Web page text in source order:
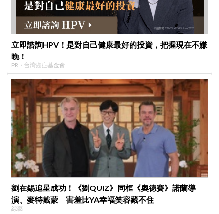
立即諮詢HPV！是對自己健康最好的投資，把握現在不嫌
晚！
PR・台灣癌症基金會
劉在錫追星成功！《劉QUIZ》同框《奧德賽》諾蘭導
演、麥特戴蒙 害羞比YA幸福笑容藏不住
綜藝